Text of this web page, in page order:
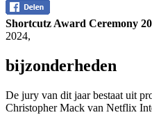
Shortcutz Award Ceremony
2024,
bijzonderheden
De jury van dit jaar bestaat uit
Christopher Mack van Netflix